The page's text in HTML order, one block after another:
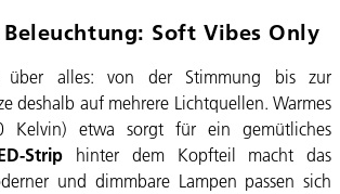
Soft Vibes Only
über alles: von der Stimmung bis zur
deshalb auf mehrere Lichtquellen. Warmes
Kelvin) etwa sorgt für ein gemütliches
Strip hinter dem Kopfteil macht das
und dimmbare Lampen passen sich